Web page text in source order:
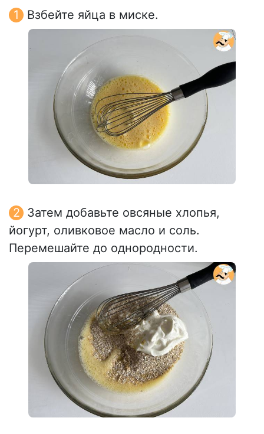
Взбейте яйца в миске.
Затем добавьте овсяные хлопья,
йогурт, оливковое масло и соль.
Перемешайте до однородности.